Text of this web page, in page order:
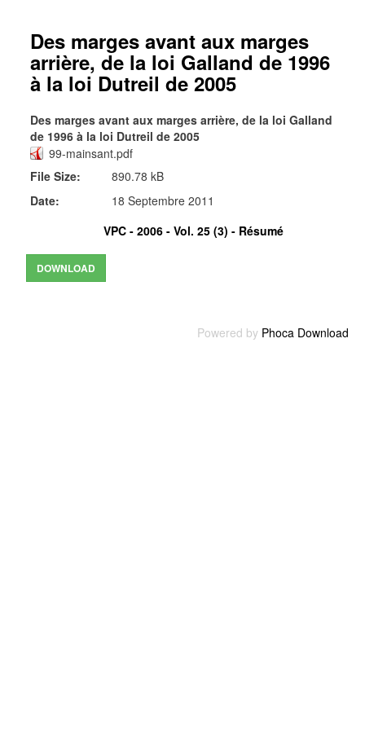
Des marges avant aux marges
arrière, de la loi Galland de 1996
à la loi Dutreil de 2005
Des marges avant aux marges arrière, de la loi Galland
de 1996 à la loi Dutreil de 2005
99-mainsant.pdf
File Size:
890.78 kB
Date:
18 Septembre 2011
VPC - 2006 - Vol. 25 (3) - Résumé
Powered by Phoca Download